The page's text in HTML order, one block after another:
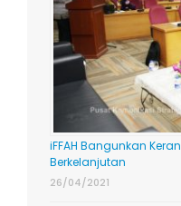
iFFAH Bangunkan
Berkelanjutan
26/04/2021